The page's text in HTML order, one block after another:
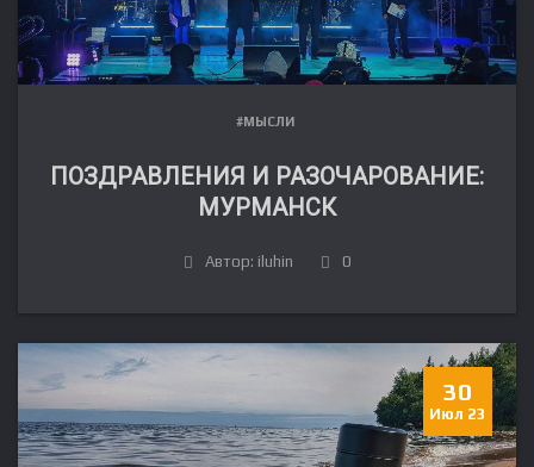
#МЫСЛИ
ПОЗДРАВЛЕНИЯ И РАЗОЧАРОВАНИЕ:
МУРМАНСК
Автор: iluhin 0
30
Июл 23